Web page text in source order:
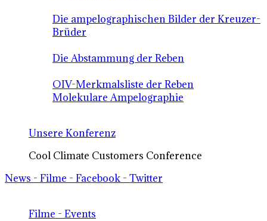
Die ampelographischen Bilder der Kreuzer-
Brüder
Die Abstammung der Reben
OIV-Merkmalsliste der Reben
Molekulare Ampelographie
Unsere Konferenz
Cool Climate Customers Conference
News - Filme - Facebook - Twitter
Filme - Events